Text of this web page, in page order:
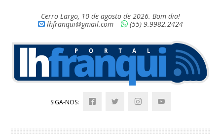
Cerro Largo, 10 de agosto de 2026. Bom dia!
lhfranqui@gmail.com
(55) 9.9982.2424
SIGA-NOS: